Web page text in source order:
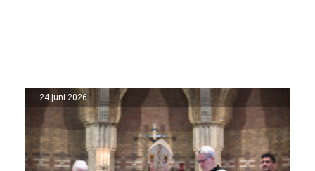
24 juni 2026